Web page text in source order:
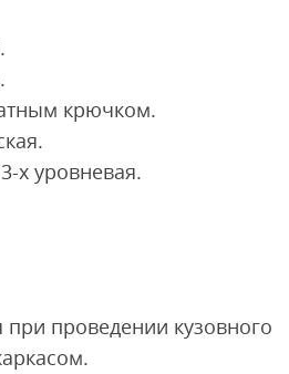
крючком.
х уровневая.
проведении кузовного